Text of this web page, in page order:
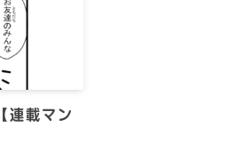
連載マン